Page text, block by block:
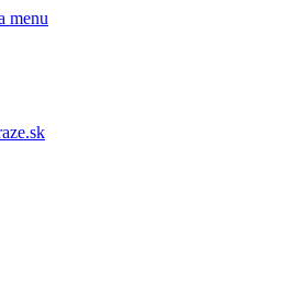
menu